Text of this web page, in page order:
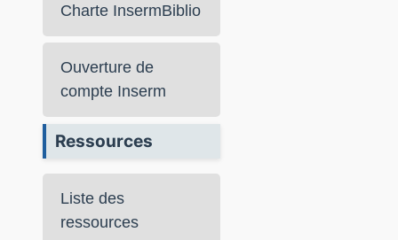
Charte InsermBiblio
Ouverture de
compte Inserm
Ressources
Liste des
ressources